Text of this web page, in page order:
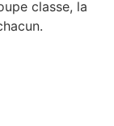
classe, la